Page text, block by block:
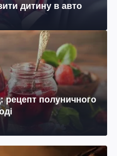
дитину в авто
рецепт полуничного